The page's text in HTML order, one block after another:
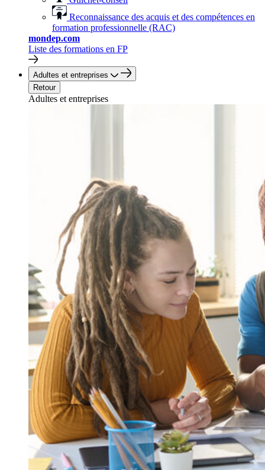
Reconnaissance des acquis et des compétences en
formation professionnelle (RAC)
mondep.com
Liste des formations en FP
Adultes et entreprises
Retour
Adultes et entreprises